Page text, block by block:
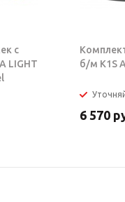
с
LIGHT
б/м K1S
6 570